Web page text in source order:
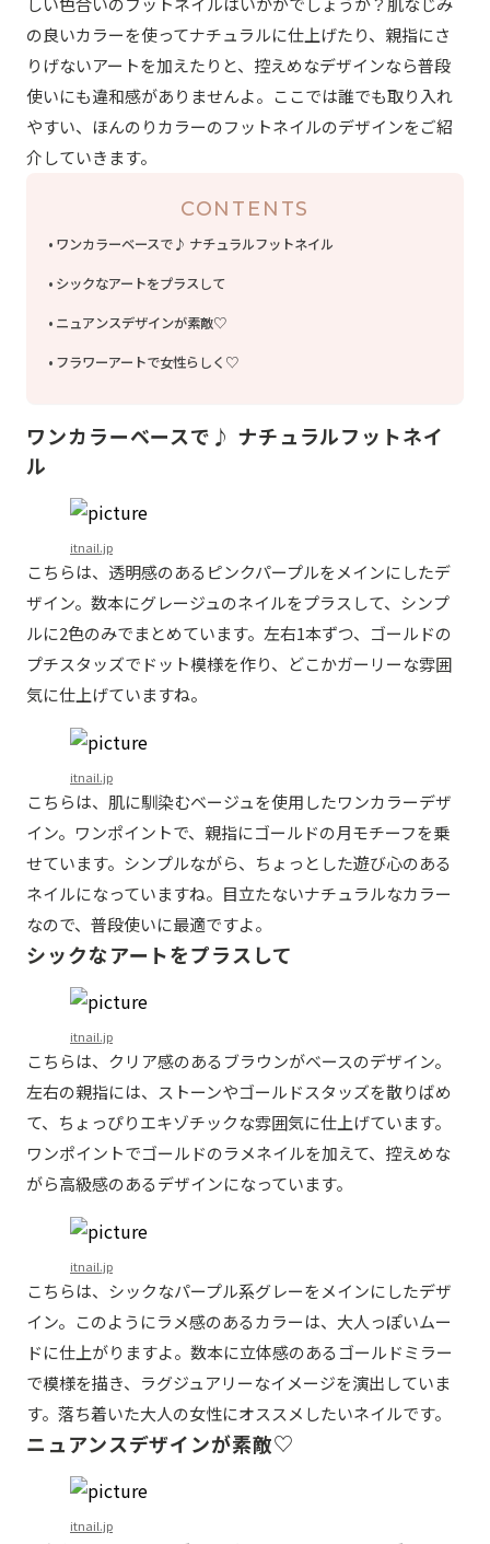
の良いカラーを使ってナチュラルに仕上げたり、親指にさ
りげないアートを加えたりと、控えめなデザインなら普段
使いにも違和感がありませんよ。ここでは誰でも取り入れ
やすい、ほんのりカラーのフットネイルのデザインをご紹
介していきます。
CONTENTS
ワンカラーベースで♪ ナチュラルフットネイル
シックなアートをプラスして
ニュアンスデザインが素敵♡
フラワーアートで女性らしく♡
ワンカラーベースで♪ ナチュラルフットネイ
ル
itnail.jp
こちらは、透明感のあるピンクパープルをメインにしたデ
ザイン。数本にグレージュのネイルをプラスして、シンプ
ルに2色のみでまとめています。左右1本ずつ、ゴールドの
プチスタッズでドット模様を作り、どこかガーリーな雰囲
気に仕上げていますね。
itnail.jp
こちらは、肌に馴染むベージュを使用したワンカラーデザ
イン。ワンポイントで、親指にゴールドの月モチーフを乗
せています。シンプルながら、ちょっとした遊び心のある
ネイルになっていますね。目立たないナチュラルなカラー
なので、普段使いに最適ですよ。
シックなアートをプラスして
itnail.jp
こちらは、クリア感のあるブラウンがベースのデザイン。
左右の親指には、ストーンやゴールドスタッズを散りばめ
て、ちょっぴりエキゾチックな雰囲気に仕上げています。
ワンポイントでゴールドのラメネイルを加えて、控えめな
がら高級感のあるデザインになっています。
itnail.jp
こちらは、シックなパープル系グレーをメインにしたデザ
イン。このようにラメ感のあるカラーは、大人っぽいムー
ドに仕上がりますよ。数本に立体感のあるゴールドミラー
で模様を描き、ラグジュアリーなイメージを演出していま
す。落ち着いた大人の女性にオススメしたいネイルです。
ニュアンスデザインが素敵♡
itnail.jp